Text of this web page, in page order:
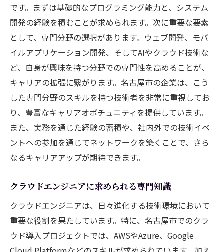
です。まずは基礎的なプログラミング能力と、システム
開発の経験を積むことが求められます。次に重要な要素
として、専門分野の選択があります。ウェブ開発、モバ
イルアプリケーション開発、そしてAIやクラウド技術な
ど、自身が興味を持つ分野での専門性を高めることが、
キャリアの拡張に繋がります。名古屋市の企業は、こう
した専門分野のスキルを持つ技術者を非常に重視してお
り、豊富なキャリアオポチュニティを提供しています。
また、実務を通じた経験の蓄積や、社内外での技術イベ
ントへの参加を通じてネットワークを築くことで、さら
なるキャリアアップが期待できます。
クラウドエンジニアに求められる専門知識
クラウドエンジニアは、日々進化する技術環境において
重要な役割を果たしています。特に、名古屋市でのクラ
ウド導入プロジェクトでは、AWSやAzure、Google